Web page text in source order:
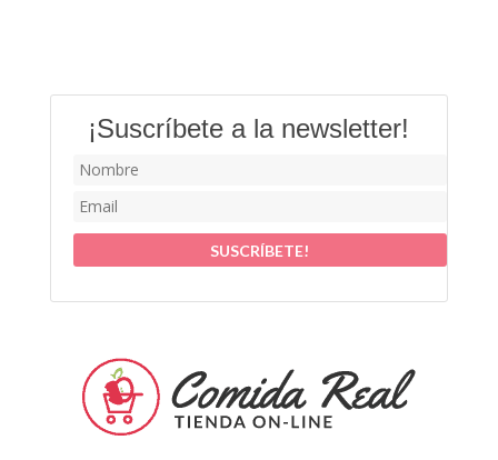
¡Suscríbete a la newsletter!
SUSCRÍBETE!